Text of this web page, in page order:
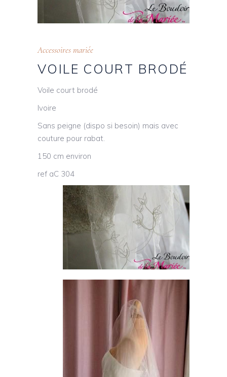
Accessoires mariée
VOILE COURT BRODÉ
Voile court brodé
Ivoire
Sans peigne (dispo si besoin) mais avec
couture pour rabat.
150 cm environ
ref aC 304